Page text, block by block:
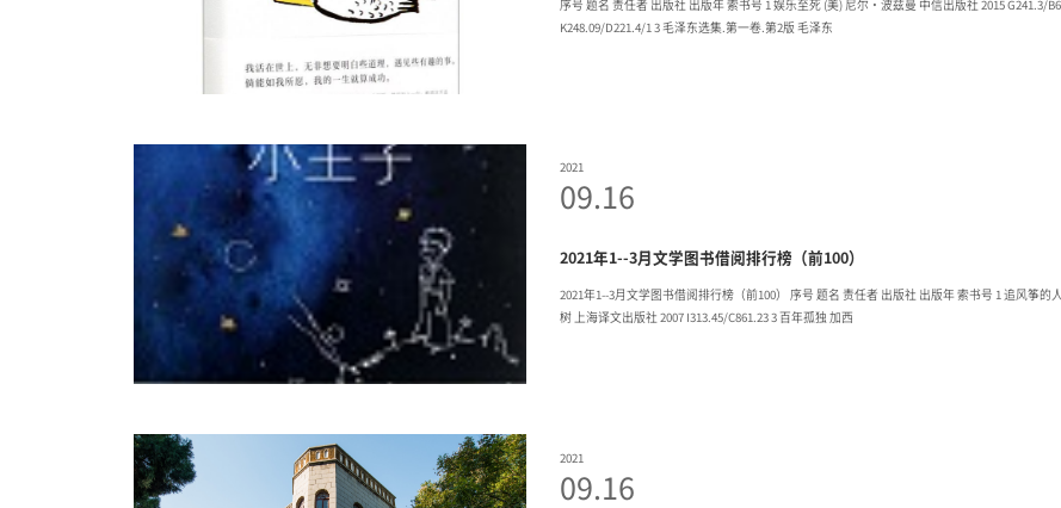
序号 题名 责任者 出版社 出版年 索书号 1 娱乐至死 (美) 尼尔·波兹曼 中信出版社 2015 G241.3/B679 2 明朝那些事儿.第壹部,洪武大帝:新版 当年明月 浙江人民出版社 2017
K248.09/D221.4/1 3 毛泽东选集.第一卷.第2版 毛泽东
2021
09.16
2021年1--3月文学图书借阅排行榜（前100）
2021年1--3月文学图书借阅排行榜（前100） 序号 题名 责任者 出版社 出版年 索书号 1 追风筝的人 (美) 卡勒德·胡赛尼 上海人民出版社 2006 I712.45/H575.2 2 且听风吟 村上春
树 上海译文出版社 2007 I313.45/C861.23 3 百年孤独 加西
2021
09.16